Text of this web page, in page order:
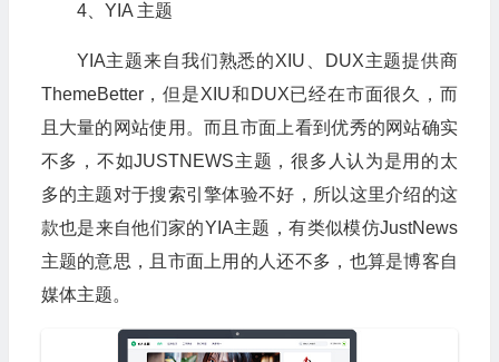
4、YIA 主题
YIA主题来自我们熟悉的XIU、DUX主题提供商
ThemeBetter，但是XIU和DUX已经在市面很久，而
且大量的网站使用。而且市面上看到优秀的网站确实
不多，不如JUSTNEWS主题，很多人认为是用的太
多的主题对于搜索引擎体验不好，所以这里介绍的这
款也是来自他们家的YIA主题，有类似模仿JustNews
主题的意思，且市面上用的人还不多，也算是博客自
媒体主题。